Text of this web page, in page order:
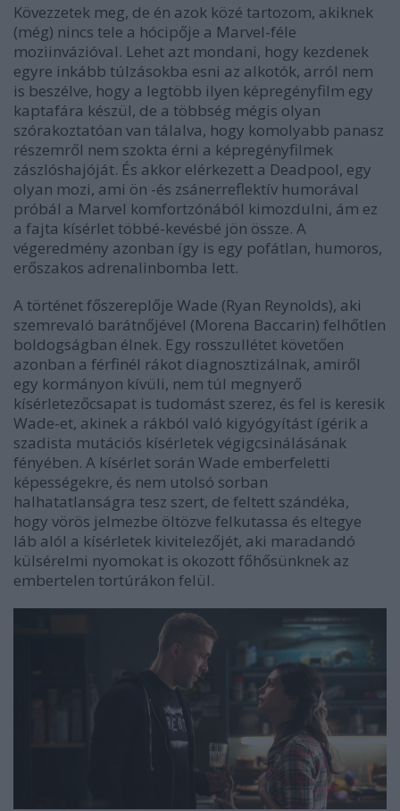
Kövezzetek meg, de én azok közé tartozom, akiknek
(még) nincs tele a hócipője a Marvel-féle
moziinvázióval. Lehet azt mondani, hogy kezdenek
egyre inkább túlzásokba esni az alkotók, arról nem
is beszélve, hogy a legtöbb ilyen képregényfilm egy
kaptafára készül, de a többség mégis olyan
szórakoztatóan van tálalva, hogy komolyabb panasz
részemről nem szokta érni a képregényfilmek
zászlóshajóját. És akkor elérkezett a Deadpool, egy
olyan mozi, ami ön -és zsánerreflektív humorával
próbál a Marvel komfortzónából kimozdulni, ám ez
a fajta kísérlet többé-kevésbé jön össze. A
végeredmény azonban így is egy pofátlan, humoros,
erőszakos adrenalinbomba lett.
A történet főszereplője Wade (Ryan Reynolds), aki
szemrevaló barátnőjével (Morena Baccarin) felhőtlen
boldogságban élnek. Egy rosszullétet követően
azonban a férfinél rákot diagnosztizálnak, amiről
egy kormányon kívüli, nem túl megnyerő
kísérletezőcsapat is tudomást szerez, és fel is keresik
Wade-et, akinek a rákból való kigyógyítást ígérik a
szadista mutációs kísérletek végigcsinálásának
fényében. A kísérlet során Wade emberfeletti
képességekre, és nem utolsó sorban
halhatatlanságra tesz szert, de feltett szándéka,
hogy vörös jelmezbe öltözve felkutassa és eltegye
láb alól a kísérletek kivitelezőjét, aki maradandó
külsérelmi nyomokat is okozott főhősünknek az
embertelen tortúrákon felül.